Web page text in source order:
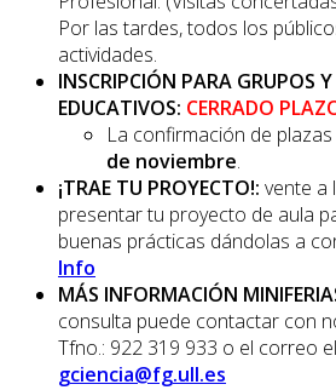
Por las tardes, todos los
actividades.
INSCRIPCIÓN PARA GRUPOS
EDUCATIVOS: CERRADO
La confirmación de
de noviembre.
¡TRAE TU PROYECTO!: vente a
presentar tu proyecto de aula
buenas prácticas dándolas a
Info
MÁS INFORMACIÓN
consulta puede contactar con
Tfno.: 922 319 933 o el correo
gciencia@fg.ull.es